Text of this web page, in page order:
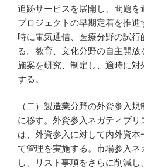
追跡サービスを展開し、問題を
プロジェクトの早期定着を推
時に電気通信、医療分野の試行
る。教育、文化分野の自主開
施案を研究、制定し、適時に
する。
（二）製造業分野の外資参入
に移す。外資参入ネガティブリ
は、外資参入に対して内外資本
て管理を実施する。市場参入
し、リスト事項をさらに削減